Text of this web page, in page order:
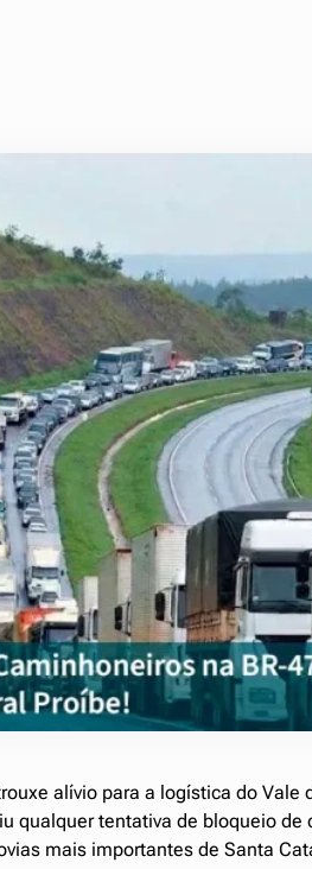
alívio para a logística do
qualquer tentativa de bloqueio de
mais importantes de Santa